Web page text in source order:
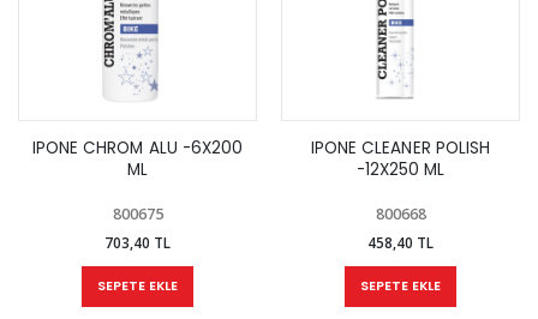
IPONE CHROM ALU -6X200
ML
800675
703,40 TL
SEPETE EKLE
IPONE CLEANER POLISH
-12X250 ML
800668
458,40 TL
SEPETE EKLE